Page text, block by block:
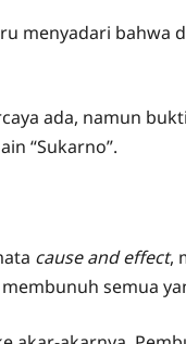
menyadari bahwa
ada, namun
“Sukarno”.
cause and effect,
semua